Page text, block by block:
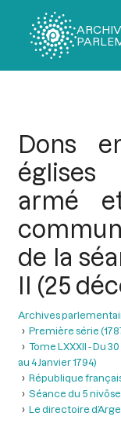
Dons
armé
de la
II (25
Archives
Première série
Tome LXXXII - Du
au 4 Janvier 1794)
République
Séance du 5
Le directoire